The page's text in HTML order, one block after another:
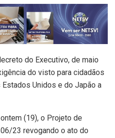
do Executivo, de maio
do visto para cidadãos
Estados Unidos e do Japão a
(19), o Projeto de
23 revogando o ato do